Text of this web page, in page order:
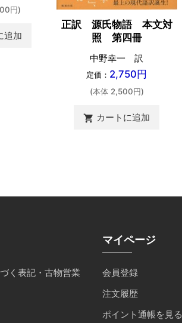
円)
追加
正訳 源氏物語 本文対
照 第四冊
中野幸一 訳
定価： 2,750円
(本体 2,500円)
shopping_cart カートに追加
く表記・古物営業
マイページ
会員登録
注文履歴
ポイント通帳を見る